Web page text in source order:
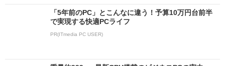
「5年前のPC」とこんなに違う！予算10万円台前半
で実現する快適PCライフ
PR(ITmedia PC USER)